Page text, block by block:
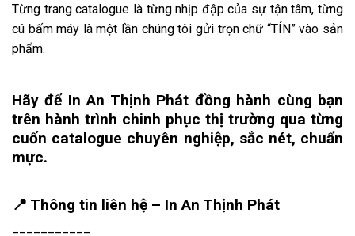
Từng trang catalogue là từng nhịp đập của sự tận tâm, từng
cú bấm máy là một lần chúng tôi gửi trọn chữ “TÍN” vào sản
phẩm.
Hãy để In An Thịnh Phát đồng hành cùng bạn
trên hành trình chinh phục thị trường qua từng
cuốn catalogue chuyên nghiệp, sắc nét, chuẩn
mực.
📍 Thông tin liên hệ – In An Thịnh Phát